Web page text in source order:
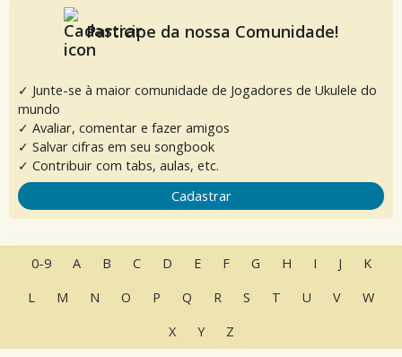
Participe da nossa Comunidade!
✓ Junte-se à maior comunidade de Jogadores de Ukulele do
mundo
✓ Avaliar, comentar e fazer amigos
✓ Salvar cifras em seu songbook
✓ Contribuir com tabs, aulas, etc.
Cadastrar
0-9 A B C D E F G H I J
K
L
M N O P Q R S T U V
W
X
Y Z